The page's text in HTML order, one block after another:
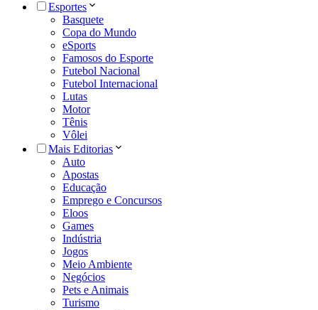
Esportes
Basquete
Copa do Mundo
eSports
Famosos do Esporte
Futebol Nacional
Futebol Internacional
Lutas
Motor
Tênis
Vôlei
Mais Editorias
Auto
Apostas
Educação
Emprego e Concursos
Eloos
Games
Indústria
Jogos
Meio Ambiente
Negócios
Pets e Animais
Turismo